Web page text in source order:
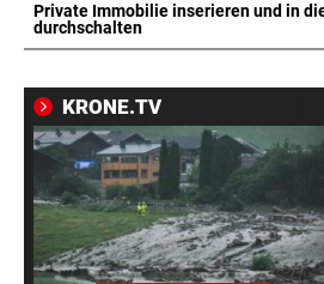
DER MORGEN DANACH
massive Schäden an
LANGER EUROPACUPABEND vor 6
Salzburg: Lob von Brasilien-
und große Sorgen
„KRONE“-KOLUMNE vor
Private Immobilie inserieren und in
durchschalten
in neuem Tab öffnen
KRONE.TV